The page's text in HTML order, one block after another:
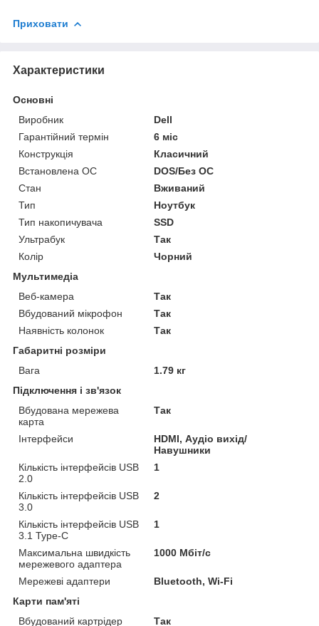
Приховати
Характеристики
Основні
Виробник
Dell
Гарантійний термін
6 міс
Конструкція
Класичний
Встановлена ОС
DOS/Без ОС
Стан
Вживаний
Тип
Ноутбук
Тип накопичувача
SSD
Ультрабук
Так
Колір
Чорний
Мультимедіа
Веб-камера
Так
Вбудований мікрофон
Так
Наявність колонок
Так
Габаритні розміри
Вага
1.79 кг
Підключення і зв'язок
Вбудована мережева
карта
Так
Інтерфейси
HDMI, Аудіо вихід/
Навушники
Кількість інтерфейсів USB
2.0
1
Кількість інтерфейсів USB
3.0
2
Кількість інтерфейсів USB
3.1 Type-C
1
Максимальна швидкість
мережевого адаптера
1000 Мбіт/с
Мережеві адаптери
Bluetooth, Wi-Fi
Карти пам'яті
Вбудований картрідер
Так